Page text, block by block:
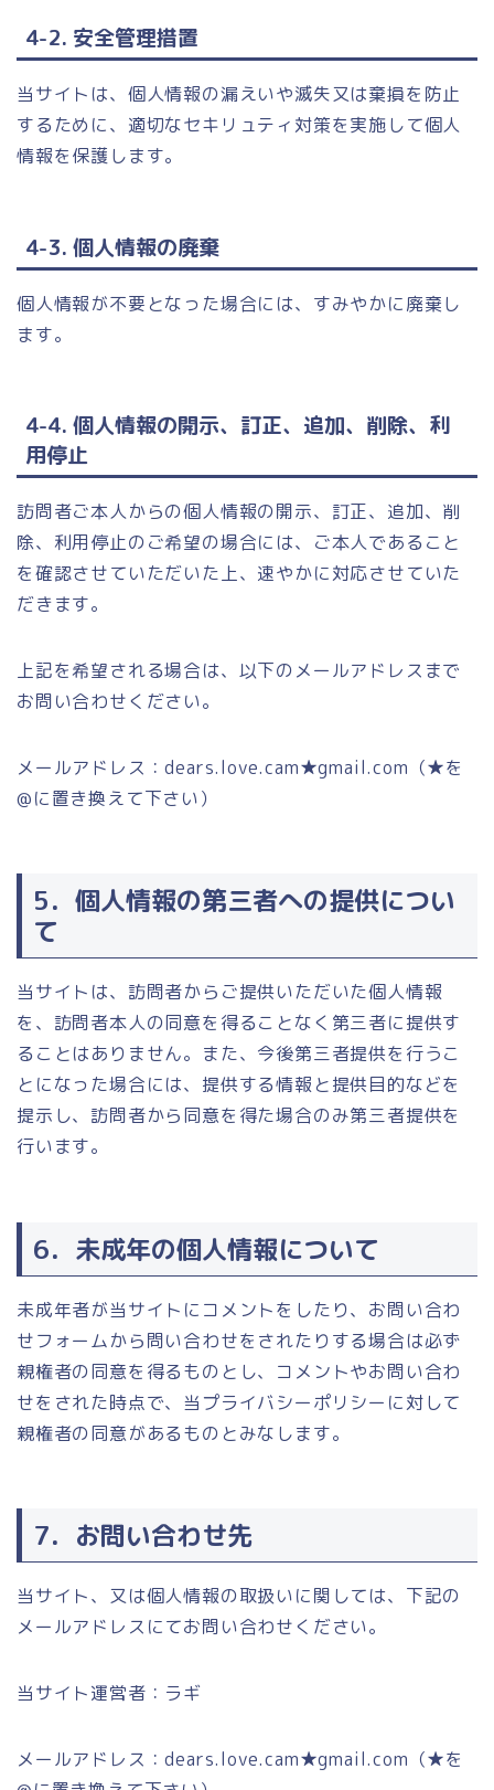
4-2. 安全管理措置
当サイトは、個人情報の漏えいや滅失又は棄損を防止
するために、適切なセキリュティ対策を実施して個人
情報を保護します。
4-3. 個人情報の廃棄
個人情報が不要となった場合には、すみやかに廃棄し
ます。
4-4. 個人情報の開示、訂正、追加、削除、利
用停止
訪問者ご本人からの個人情報の開示、訂正、追加、削
除、利用停止のご希望の場合には、ご本人であること
を確認させていただいた上、速やかに対応させていた
だきます。
上記を希望される場合は、以下のメールアドレスまで
お問い合わせください。
メールアドレス：dears.love.cam★gmail.com（★を
@に置き換えて下さい）
5．個人情報の第三者への提供につい
て
当サイトは、訪問者からご提供いただいた個人情報
を、訪問者本人の同意を得ることなく第三者に提供す
ることはありません。また、今後第三者提供を行うこ
とになった場合には、提供する情報と提供目的などを
提示し、訪問者から同意を得た場合のみ第三者提供を
行います。
6．未成年の個人情報について
未成年者が当サイトにコメントをしたり、お問い合わ
せフォームから問い合わせをされたりする場合は必ず
親権者の同意を得るものとし、コメントやお問い合わ
せをされた時点で、当プライバシーポリシーに対して
親権者の同意があるものとみなします。
7．お問い合わせ先
当サイト、又は個人情報の取扱いに関しては、下記の
メールアドレスにてお問い合わせください。
当サイト運営者：ラギ
メールアドレス：dears.love.cam★gmail.com（★を